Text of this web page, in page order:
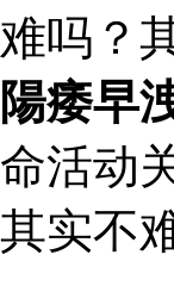
难吗？
陽痿早
命活动
其实不